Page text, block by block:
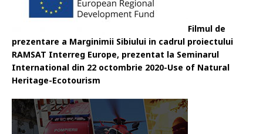
Filmul de
prezentare a Marginimii Sibiului in cadrul proiectului
RAMSAT Interreg Europe, prezentat la Seminarul
International din 22 octombrie 2020-Use of Natural
Heritage-Ecotourism